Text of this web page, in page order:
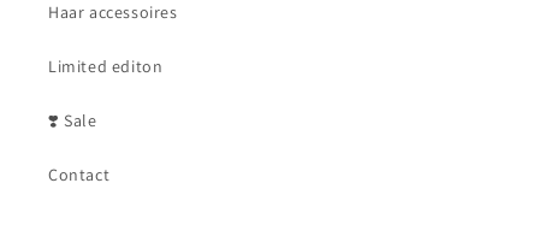
Haar accessoires
Limited editon
❣️ Sale
Contact